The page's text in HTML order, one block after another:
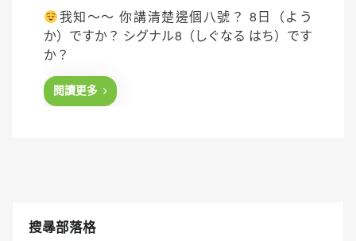
t
d
我知～～ 你講清楚邊個八號？ 8日（よう
か）ですか？ シグナル8（しぐなる はち）です
か？
閱讀更多
搜㝷部落格